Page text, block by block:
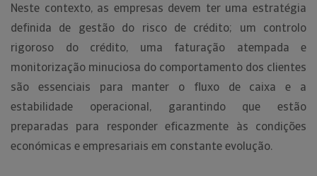
Neste contexto, as empresas devem ter uma estratégia
definida de gestão do risco de crédito; um controlo
rigoroso do crédito, uma faturação atempada e
monitorização minuciosa do comportamento dos clientes
são essenciais para manter o fluxo de caixa e a
estabilidade operacional, garantindo que estão
preparadas para responder eficazmente às condições
económicas e empresariais em constante evolução.